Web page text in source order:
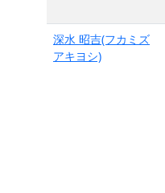
深水 昭吉(フカミズ
アキヨシ)